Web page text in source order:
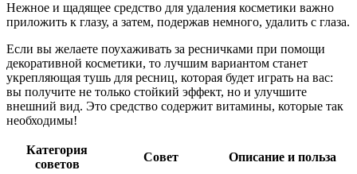
Нежное и щадящее средство для удаления косметики важно
приложить к глазу, а затем, подержав немного, удалить с глаза.
Если вы желаете поухаживать за ресничками при помощи
декоративной косметики, то лучшим вариантом станет
укрепляющая тушь для ресниц, которая будет играть на вас:
вы получите не только стойкий эффект, но и улучшите
внешний вид. Это средство содержит витамины, которые так
необходимы!
Категория
советов
Совет Описание и польза